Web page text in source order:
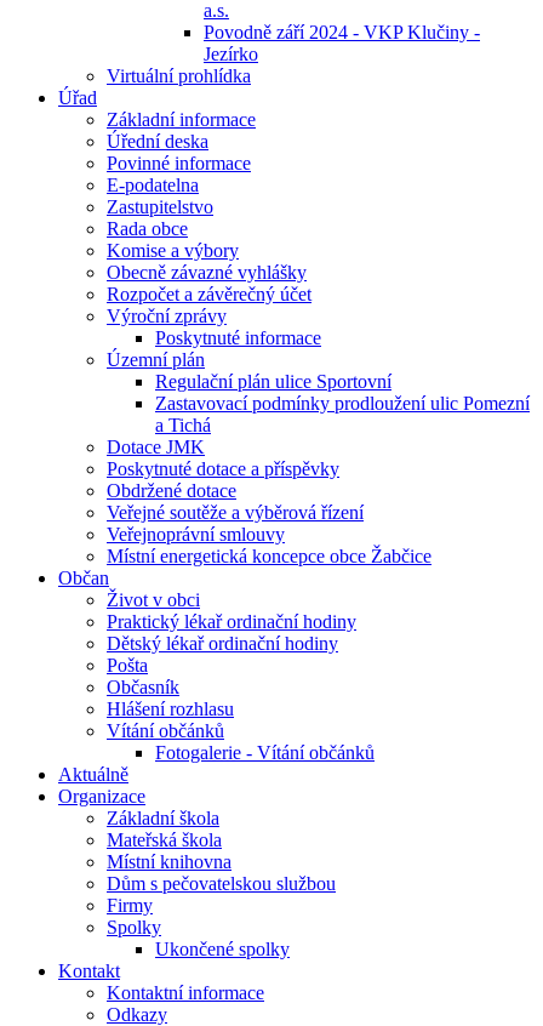
a.s.
Povodně září 2024 - VKP Klučiny -
Jezírko
Virtuální prohlídka
Úřad
Základní informace
Úřední deska
Povinné informace
E-podatelna
Zastupitelstvo
Rada obce
Komise a výbory
Obecně závazné vyhlášky
Rozpočet a závěrečný účet
Výroční zprávy
Poskytnuté informace
Územní plán
Regulační plán ulice Sportovní
Zastavovací podmínky prodloužení ulic Pomezní
a Tichá
Dotace JMK
Poskytnuté dotace a příspěvky
Obdržené dotace
Veřejné soutěže a výběrová řízení
Veřejnoprávní smlouvy
Místní energetická koncepce obce Žabčice
Občan
Život v obci
Praktický lékař ordinační hodiny
Dětský lékař ordinační hodiny
Pošta
Občasník
Hlášení rozhlasu
Vítání občánků
Fotogalerie - Vítání občánků
Aktuálně
Organizace
Základní škola
Mateřská škola
Místní knihovna
Dům s pečovatelskou službou
Firmy
Spolky
Ukončené spolky
Kontakt
Kontaktní informace
Odkazy